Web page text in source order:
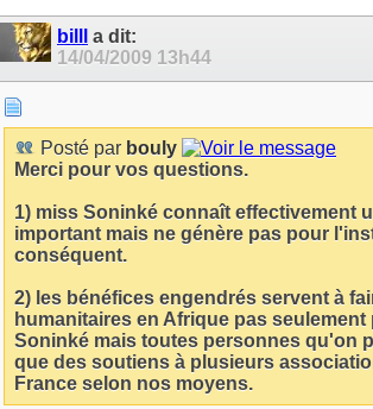
billl
a dit:
14/04/2009 13h44
Posté par bouly
Merci pour vos questions.
1) miss Soninké connaît effectivement
important mais ne génère pas pour
conséquent.
2) les bénéfices engendrés servent à
humanitaires en Afrique pas seulement
Soninké mais toutes personnes qu'on
que des soutiens à plusieurs
France selon nos moyens.